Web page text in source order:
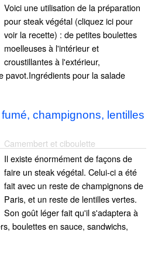
Voici une utilisation de la préparation
pour steak végétal (cliquez ici pour
voir la recette) : de petites boulettes
moelleuses à l'intérieur et
croustillantes à l'extérieur,
pavot.Ingrédients pour la salade
champignons, lentilles
Camembert et ciboulette
Il existe énormément de façons de
faire un steak végétal. Celui-ci a été
fait avec un reste de champignons de
Paris, et un reste de lentilles vertes.
Son goût léger fait qu'il s'adaptera à
boulettes en sauce, sandwichs,